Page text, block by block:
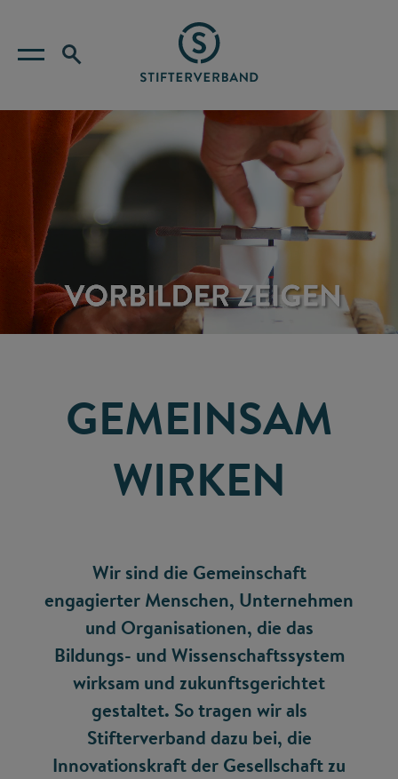
GEMEINSAM
WIRKEN
Wir sind die Gemeinschaft
engagierter Menschen, Unternehmen
und Organisationen, die das
Bildungs- und Wissenschaftssystem
wirksam und zukunftsgerichtet
gestaltet. So tragen wir als
Stifterverband dazu bei, die
Innovationskraft der Gesellschaft zu